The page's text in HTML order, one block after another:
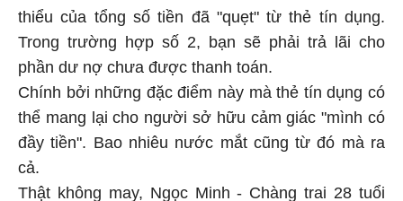
thiểu của tổng số tiền đã "quẹt" từ thẻ tín dụng.
Trong trường hợp số 2, bạn sẽ phải trả lãi cho
phần dư nợ chưa được thanh toán.
Chính bởi những đặc điểm này mà thẻ tín dụng có
thể mang lại cho người sở hữu cảm giác "mình có
đầy tiền". Bao nhiêu nước mắt cũng từ đó mà ra
cả.
Thật không may, Ngọc Minh - Chàng trai 28 tuổi